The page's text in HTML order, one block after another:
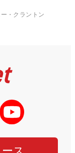
・クラントン